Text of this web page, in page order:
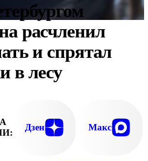
расчленил
и спрятал
в лесу
Дзен Макс